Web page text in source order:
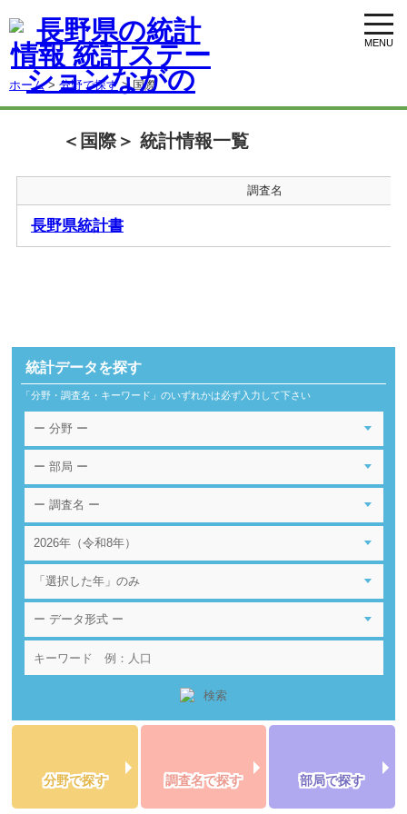
ホーム> 分野で探す> 国際
＜国際＞ 統計情報一覧
調査名
長野県統計書
統計データを探す
「分野・調査名・キーワード」のいずれかは必ず入力して下さい
分野で探す 調査名で探す 部局で探す